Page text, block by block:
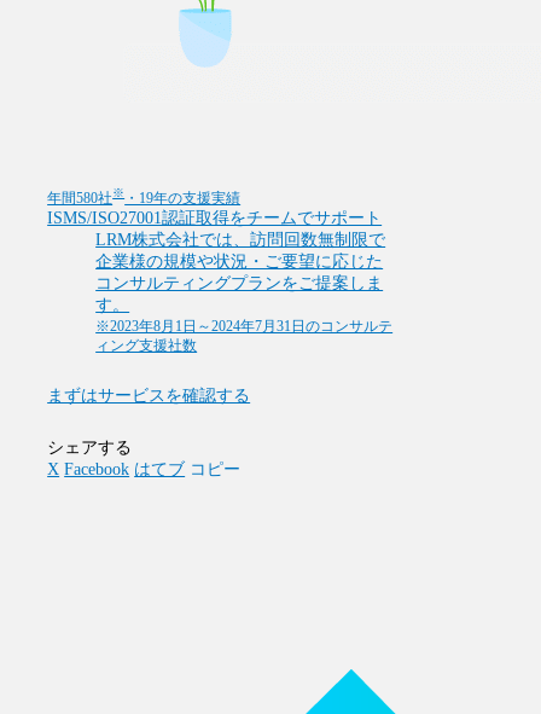
年間580社※・19年の支援実績
ISMS/ISO27001認証取得をチームでサポート
LRM株式会社では、訪問回数無制限で
企業様の規模や状況・ご要望に応じた
コンサルティングプランをご提案しま
す。
※2023年8月1日～2024年7月31日のコンサルテ
ィング支援社数
まずはサービスを確認する
シェアする
X Facebook はてブ コピー